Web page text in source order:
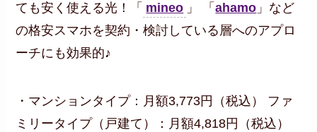
ても安く使える光！「 mineo 」 「ahamo 」など
の格安スマホを契約・検討している層へのアプロ
ーチにも効果的♪
・マンションタイプ：月額3,773円（税込） ファ
ミリータイプ（戸建て）：月額4,818円（税込）